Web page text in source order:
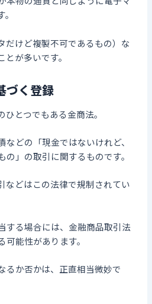
だけど複製不可であるもの）な
が多いです。
づく登録
とつでもある金商法。
どの「現金ではないけれど、
」の取引に関するものです。
などはこの法律で規制されてい
する場合には、金融商品取引法
能性があります。
るか否かは、正直相当微妙で